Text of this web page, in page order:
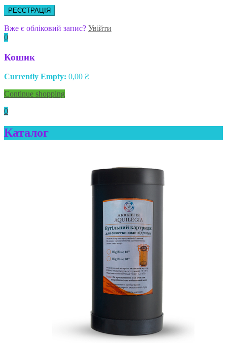
РЕЄСТРАЦІЯ
Вже є обліковий запис? Увійти
0
Кошик
Currently Empty: 0,00 ₴
Continue shopping
0
Каталог